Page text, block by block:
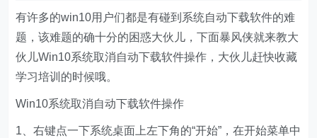
有许多的win10用户们都是有碰到系统自动下载软件的难
题，该难题的确十分的困惑大伙儿，下面暴风侠就来教大
伙儿Win10系统取消自动下载软件操作，大伙儿赶快收藏
学习培训的时候哦。
Win10系统取消自动下载软件操作
1、右键点一下系统桌面上左下角的“开始”，在开始菜单中